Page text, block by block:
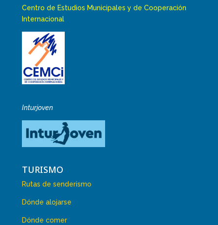
Centro de Estudios Municipales y de Cooperación
Internacional
Inturjoven
TURISMO
Rutas de senderismo
Dónde alojarse
Dónde comer